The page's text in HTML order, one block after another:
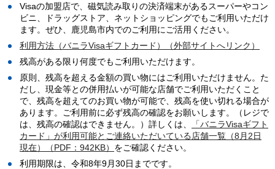
Visaの加盟店で、磁気読み取りの決済端末があるスーパーやコン
ビニ、ドラッグストア、ネットショッピングでもご利用いただけ
ます。ぜひ、鹿児島市内でのご利用にご活用ください。
利用方法（バニラVisaギフトカード）（外部サイトへリンク）
残高がある限り何度でもご利用いただけます。
原則、残高を超える金額の買い物にはご利用いただけません。た
だし、現金等との併用払いが可能な店舗でご利用いただくこと
で、残高を超えてのお買い物が可能で、残高を使い切れる場合が
あります。ご利用前に必ず残高の確認をお願いします。（レジで
は、残高の確認はできません。）詳しくは、
「バニラVisaギフト
カード」が利用可能とご連絡いただいている店舗一覧（8月2日
現在）（PDF：942KB） をご確認ください。
利用期限は、令和8年9月30日までです。